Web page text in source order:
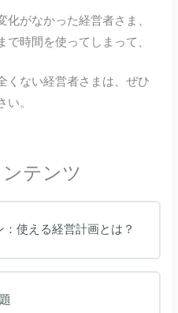
がなかった経営者さま、
時間を使ってしまって、
くない経営者さまは、ぜひ
い。
テンツ
使える経営計画とは？